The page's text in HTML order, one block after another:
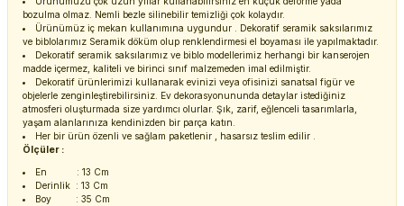
bozulma olmaz. Nemli bezle silinebilir temizliği çok kolaydır.
Ürünümüz iç mekan kullanımına uygundur . Dekoratif seramik saksılarımız
ve biblolarımız Seramik döküm olup renklendirmesi el boyaması ile yapılmaktadır.
Dekoratif seramik saksılarımız ve biblo modellerimiz herhangi bir kanserojen
madde içermez, kaliteli ve birinci sınıf malzemeden imal edilmiştir.
Dekoratif ürünlerimizi kullanarak evinizi veya ofisinizi sanatsal figür ve
objelerle zenginleştirebilirsiniz. Ev dekorasyonununda detaylar istediğiniz
atmosferi oluşturmada size yardımcı olurlar. Şık, zarif, eğlenceli tasarımlarla,
yaşam alanlarınıza kendinizden bir parça katın.
Her bir ürün özenli ve sağlam paketlenir , hasarsız teslim edilir .
Ölçüler :
En : 13 Cm
Derinlik : 13 Cm
Boy : 35 Cm